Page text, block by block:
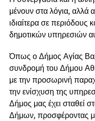
μένουν στα λόγια, αλλά
ιδιαίτερα σε περιόδους
δημοτικών υπηρεσιών
Όπως ο Δήμος Αγίας
συνδρομή του Δήμου
με την προσωρινή
την ενίσχυση της
Δήμος μας έχει σταθεί
Δήμων, προσφέροντας